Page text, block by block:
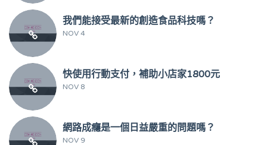
我們能接受最新的創造食品科技嗎？
NOV 4
快使用行動支付，補助小店家1800元
NOV 8
網路成癮是一個日益嚴重的問題嗎？
NOV 9